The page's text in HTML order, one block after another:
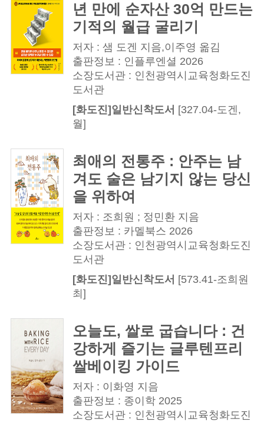
년 만에 순자산 30억 만드는
기적의 월급 굴리기
저자 : 샘 도겐 지음,이주영 옮김
출판정보 : 인플루엔셜 2026
소장도서관 : 인천광역시교육청화도진
도서관
[화도진]일반신착도서 [327.04-도겐,
월]
최애의 전통주 : 안주는 남
겨도 술은 남기지 않는 당신
을 위하여
저자 : 조희원 ; 정민환 지음
출판정보 : 카멜북스 2026
소장도서관 : 인천광역시교육청화도진
도서관
[화도진]일반신착도서 [573.41-조희원
최]
오늘도, 쌀로 굽습니다 : 건
강하게 즐기는 글루텐프리
쌀베이킹 가이드
저자 : 이화영 지음
출판정보 : 종이학 2025
소장도서관 : 인천광역시교육청화도진